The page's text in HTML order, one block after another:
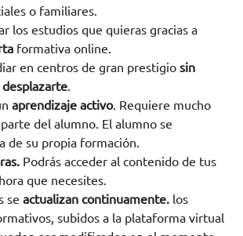
o familiares.
los estudios que quieras gracias a
formativa online.
en centros de gran prestigio sin
desplazarte.
aprendizaje activo. Requiere mucho
del alumno. El alumno se
de su propia formación.
Podrás acceder al contenido de tus
que necesites.
se actualizan continuamente. los
subidos a la plataforma virtual